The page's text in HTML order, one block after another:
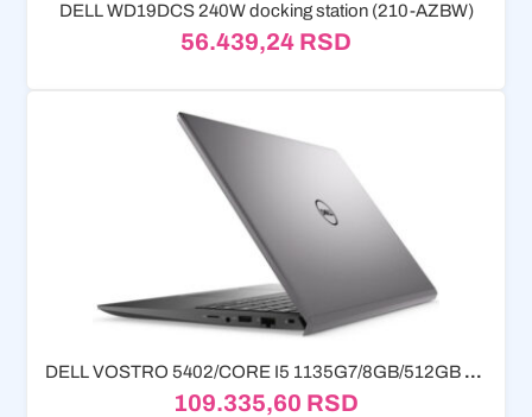
DELL WD19DCS 240W docking station (210-AZBW)
56.439,24 RSD
DELL VOSTRO 5402/CORE I5 1135G7/8GB/512GB SSD/14.0'' FHD/INTEL IRIS PLUS
109.335,60 RSD